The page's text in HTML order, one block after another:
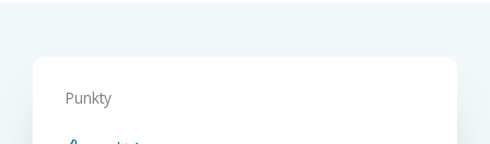
Punkty